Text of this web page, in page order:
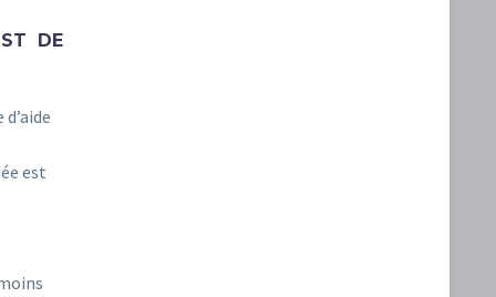
DE
est